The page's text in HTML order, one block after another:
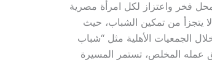
محل فخر واعتزاز لكل امرأة مصرية
في رؤية مصر 2030؟​تعتبر هذه الفعاليات جزءاً لا يتجزأ من تمكين الشباب، حيث
الجمعيات الأهلية مثل “شباب
الشبابية وفريق عمله المخلص، تستمر المسيرة